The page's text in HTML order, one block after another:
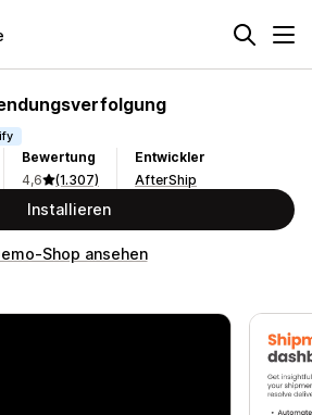
Bewertung
4,6
(1.307)
Entwickler
AfterShip
Installieren
Shop ansehen